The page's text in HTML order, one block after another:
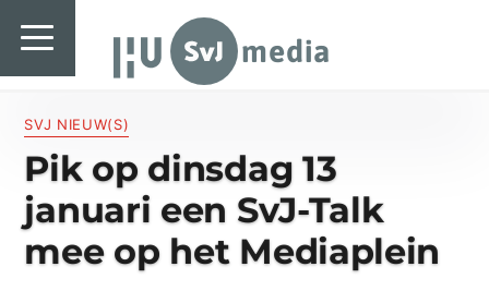
SvJ media
SVJ NIEUW(S)
Pik op dinsdag 13
januari een SvJ-Talk
mee op het Mediaplein
SvJ media
Landelijk
Regionaal
Specials & International
In de praktijk